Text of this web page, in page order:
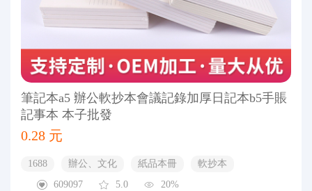
筆記本a5 辦公軟抄本會議記錄加厚日記本b5手賬
記事本 本子批發
0.28 元
1688 辦公、文化 紙品本冊
軟抄本
609097
5.0 20%